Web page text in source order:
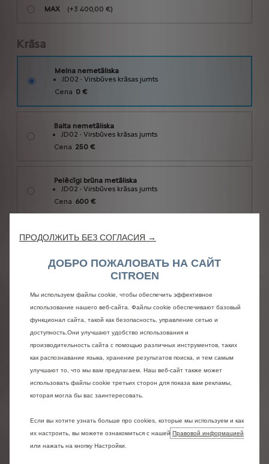
ПРОДОЛЖИТЬ БЕЗ СОГЛАСИЯ →
ДОБРО ПОЖАЛОВАТЬ НА САЙТ
CITROEN
Мы используем файлы cookie, чтобы обеспечить эффективное
использование нашего веб-сайта. Файлы cookie обеспечивают базовый
функционал сайта, такой как безопасность, управление сетью и
доступность.Они улучшают удобство использования и
производительность сайта с помощью различных инструментов, таких
как распознавание языка, хранение результатов поиска, и тем самым
улучшают то, что мы вам предлагаем. Наш веб-сайт также может
использовать файлы cookie третьих сторон для показа вам рекламы,
которая могла бы вас заинтересовать.
Если вы хотите узнать больше про cookies, которые мы используем и как
их настроить, вы можете ознакомиться с нашей Правовой информацией
или нажать на кнопку Настройки.